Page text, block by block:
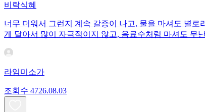
비락식혜
너무 더워서 그런지 계속 갈증이 나고, 물을 마셔도 별
게 달아서 많이 자극적이지 않고, 음료수처럼 마셔도 무
라임미소가
조회수 4726.08.03